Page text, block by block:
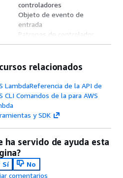
controladores
Objeto de evento de
entrada
Patrones de controlador
válidos
Acceso a las variables de
Uso del estado global
Prácticas recomendadas
relacionados
LambdaReferencia de la API de
CLI Comandos de la para AWS
y SDK
ha servido de ayuda esta
Sí
No
comentarios